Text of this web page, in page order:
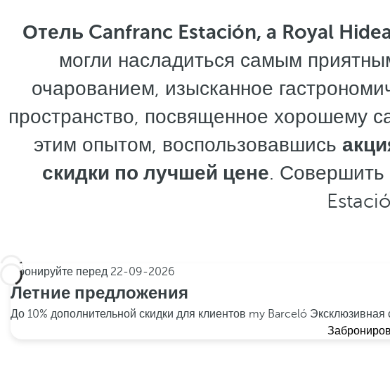
Отель Canfranc Estación, a Royal
могли насладиться самым
очарованием, изысканное
пространство, посвященное хорошему
этим опытом, воспользовавшись
скидки по лучшей цене. Совершить
Бронируйте перед 22-09-2026
Летние предложения
До 10% дополнительной скидки для клиентов my Barceló Эксклюзивная